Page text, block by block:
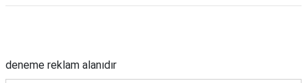
deneme reklam alanıdır